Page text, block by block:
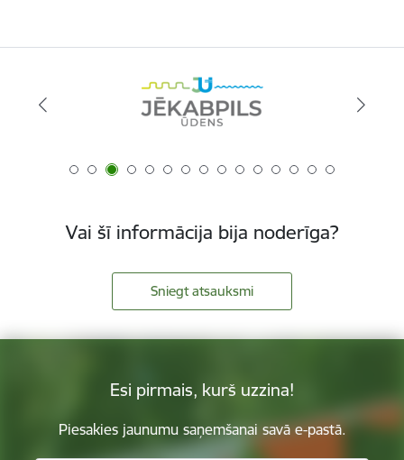
Vai šī informācija bija noderīga?
Sniegt atsauksmi
Esi pirmais, kurš uzzina!
Piesakies jaunumu saņemšanai savā e-pastā.